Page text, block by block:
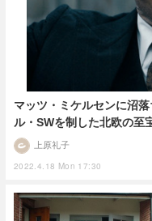
マッツ・ミケルセンに沼
ル・SWを制した北欧の至
2022.4.18 Mon 17:30
上原礼子